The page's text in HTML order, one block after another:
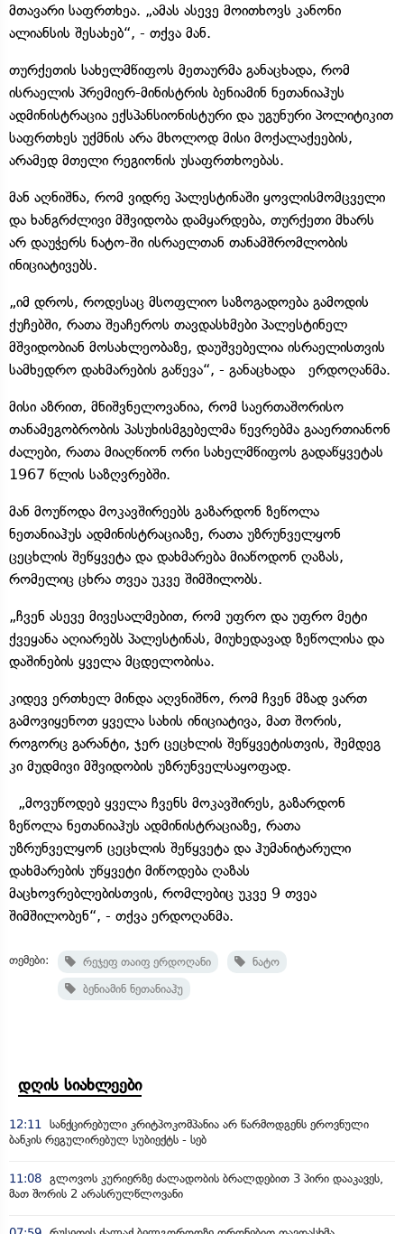
მთავარი საფრთხეა. „ამას ასევე მოითხოვს კანონი
ალიანსის შესახებ“, - თქვა მან.
თურქეთის სახელმწიფოს მეთაურმა განაცხადა, რომ
ისრაელის პრემიერ-მინისტრის ბენიამინ ნეთანიაჰუს
ადმინისტრაცია ექსპანსიონისტური და უგუნური პოლიტიკით
საფრთხეს უქმნის არა მხოლოდ მისი მოქალაქეების,
არამედ მთელი რეგიონის უსაფრთხოებას.
მან აღნიშნა, რომ ვიდრე პალესტინაში ყოვლისმომცველი
და ხანგრძლივი მშვიდობა დამყარდება, თურქეთი მხარს
არ დაუჭერს ნატო-ში ისრაელთან თანამშრომლობის
ინიციატივებს.
„იმ დროს, როდესაც მსოფლიო საზოგადოება გამოდის
ქუჩებში, რათა შეაჩეროს თავდასხმები პალესტინელ
მშვიდობიან მოსახლეობაზე, დაუშვებელია ისრაელისთვის
სამხედრო დახმარების გაწევა“, - განაცხადა ერდოღანმა.
მისი აზრით, მნიშვნელოვანია, რომ საერთაშორისო
თანამეგობრობის პასუხისმგებელმა წევრებმა გააერთიანონ
ძალები, რათა მიაღწიონ ორი სახელმწიფოს გადაწყვეტას
1967 წლის საზღვრებში.
მან მოუწოდა მოკავშირეებს გაზარდონ ზეწოლა
ნეთანიაჰუს ადმინისტრაციაზე, რათა უზრუნველყონ
ცეცხლის შეწყვეტა და დახმარება მიაწოდონ ღაზას,
რომელიც ცხრა თვეა უკვე შიმშილობს.
„ჩვენ ასევე მივესალმებით, რომ უფრო და უფრო მეტი
ქვეყანა აღიარებს პალესტინას, მიუხედავად ზეწოლისა და
დაშინების ყველა მცდელობისა.
კიდევ ერთხელ მინდა აღვნიშნო, რომ ჩვენ მზად ვართ
გამოვიყენოთ ყველა სახის ინიციატივა, მათ შორის,
როგორც გარანტი, ჯერ ცეცხლის შეწყვეტისთვის, შემდეგ
კი მუდმივი მშვიდობის უზრუნველსაყოფად.
„მოვუწოდებ ყველა ჩვენს მოკავშირეს, გაზარდონ
ზეწოლა ნეთანიაჰუს ადმინისტრაციაზე, რათა
უზრუნველყონ ცეცხლის შეწყვეტა და ჰუმანიტარული
დახმარების უწყვეტი მიწოდება ღაზას
მაცხოვრებლებისთვის, რომლებიც უკვე 9 თვეა
შიმშილობენ“, - თქვა ერდოღანმა.
თემები: რეჯეფ თაიფ ერდოღანი
ნატო
ბენიამინ ნეთანიაჰუ
დღის სიახლეები
12:11
სანქცირებული კრიტპოკომპანია არ წარმოდგენს ეროვნული
ბანკის რეგულირებულ სუბიექტს - სებ
11:08 გლოვოს კურიერზე ძალადობის ბრალდებით 3 პირი დააკავეს,
მათ შორის 2 არასრულწლოვანი